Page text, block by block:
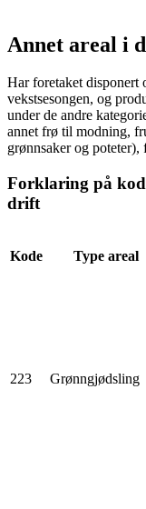
Annet areal i
Har foretaket disponert
vekstsesongen, og
under de andre
annet frø til modning,
grønnsaker og
Forklaring på
drift
Kode Type areal
223 Grønngjødsling